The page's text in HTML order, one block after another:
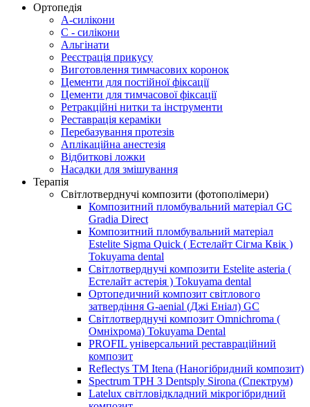
Ортопедія
А-силікони
С - силікони
Альгінати
Реєстрація прикусу
Виготовлення тимчасових коронок
Цементи для постійної фіксації
Цементи для тимчасової фіксації
Ретракційні нитки та інструменти
Реставрація кераміки
Перебазування протезів
Аплікаційна анестезія
Відбиткові ложки
Насадки для змішування
Терапія
Світлотверднучі композити (фотополімери)
Композитний пломбувальний матеріал GC
Gradia Direct
Композитний пломбувальний матеріал
Estelite Sigma Quick ( Естелайт Сігма Квік )
Tokuyama dental
Світлотверднучі композити Estelite asteria (
Естелайт астерія ) Tokuyama dental
Ортопедичний композит світлового
затвердіння G-aenial (Джі Еніал) GC
Світлотверднучі композит Omnichroma (
Омніхрома) Tokuyama Dental
PROFIL універсальний реставраційний
композит
Reflectys TM Itena (Наногібридний композит)
Spectrum TPH 3 Dentsply Sirona (Спектрум)
Latelux світловідкладний мікрогібридний